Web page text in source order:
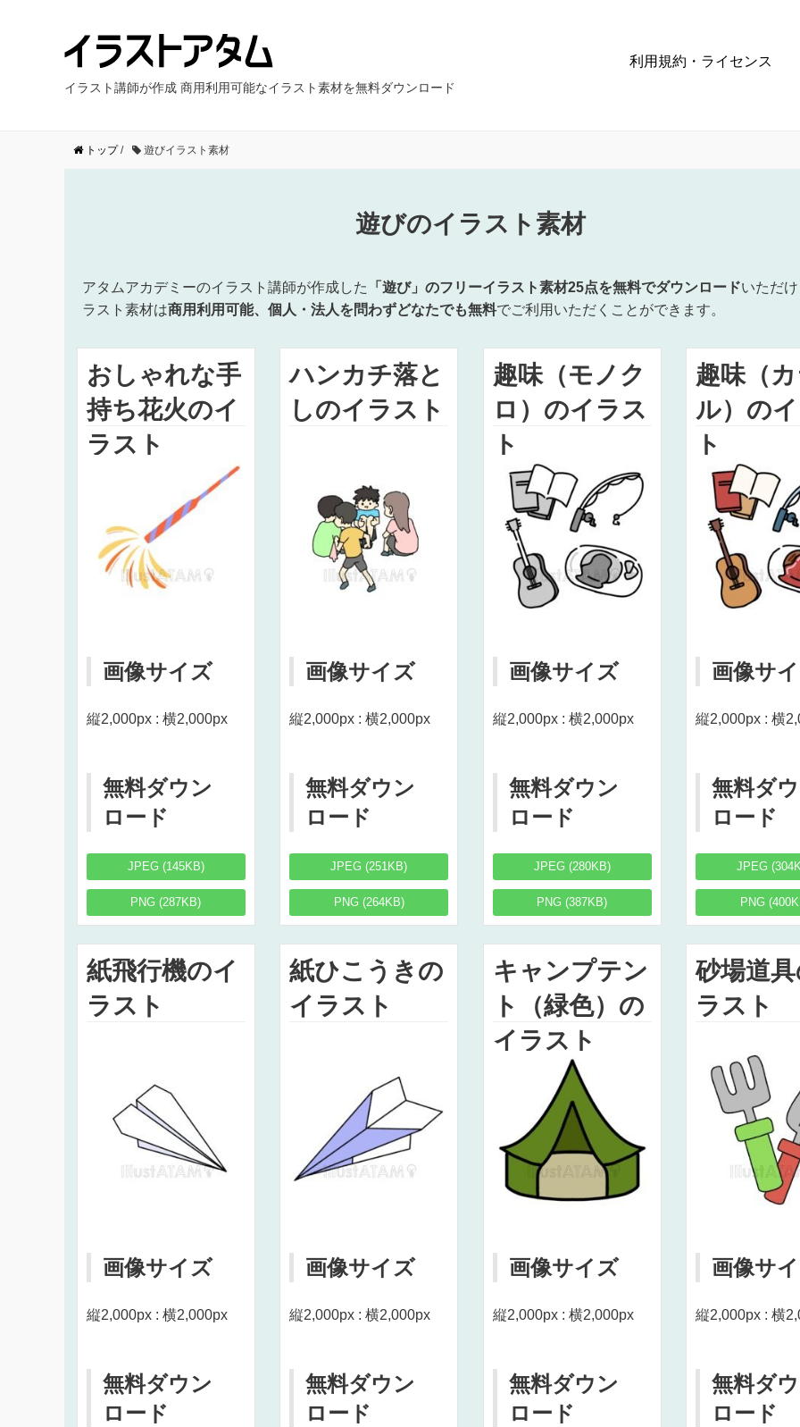
イラスト講師が作成 商用利用可能なイラスト素材を無料ダウンロード
利用規約・ライセンス
トップ/ 遊びイラスト素材
遊びのイラスト素材
アタムアカデミーのイラスト講師が作成した 「遊び」のフリーイラスト素材25点を無料でダウンロードいただ
ラスト素材は商用利用可能、個人・法人を問わずどなたでも無料でご利用いただくことができます。
おしゃれな手
持ち花火のイ
ラスト
画像サイズ
縦2,000px : 横2,000px
無料ダウン
ロード
JPEG (145KB)
PNG (287KB)
ハンカチ落と
しのイラスト
画像サイズ
縦2,000px : 横2,000px
無料ダウン
ロード
JPEG (251KB)
PNG (264KB)
趣味（モノク
ロ）のイラス
ト
画像サイズ
縦2,000px : 横2,000px
無料ダウン
ロード
JPEG (280KB)
PNG (387KB)
趣味（
ル）の
ト
画像サ
縦2,000px : 横
無料ダ
ロード
JPEG
PNG
紙飛行機のイ
ラスト
画像サイズ
縦2,000px : 横2,000px
無料ダウン
ロード
紙ひこうきの
イラスト
画像サイズ
縦2,000px : 横2,000px
無料ダウン
ロード
キャンプテン
ト（緑色）の
イラスト
画像サイズ
縦2,000px : 横2,000px
無料ダウン
ロード
砂場道
ラスト
画像サ
縦2,000px : 横
無料ダ
ロード